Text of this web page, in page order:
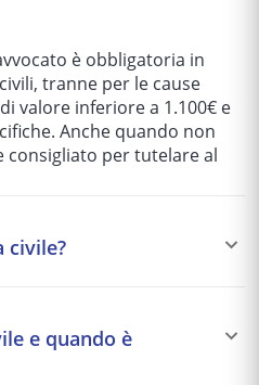
è obbligatoria in
tranne per le cause
valore inferiore a 1.100€ e
Anche quando non
per tutelare al
civile?
quelle più articolate. Per
una soluzione
e quando è